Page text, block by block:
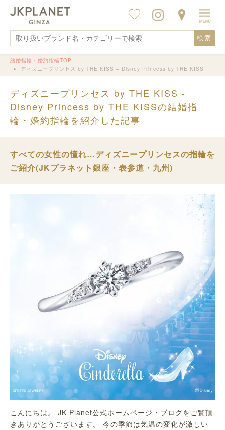
検索
結婚指輪・婚約指輪TOP
ディズニープリンセス by THE KISS – Disney Princess by THE KISS
ディズニープリンセス by THE KISS -
Disney Princess by THE KISSの結婚指
輪・婚約指輪を紹介した記事
すべての女性の憧れ…ディズニープリンセスの指輪を
ご紹介(JKプラネット銀座・表参道・九州)
こんにちは。 JK Planet公式ホームページ・ブログをご覧頂
きありがとうございます。 今の季節は気温の変化が激しい